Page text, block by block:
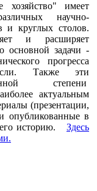
хозяйство" имеет
научно-
и круглых столов.
и расширяет
основной задачи -
прогресса
Также эти
степени
актуальным
(презентации,
опубликованные в
его историю. Здесь
.